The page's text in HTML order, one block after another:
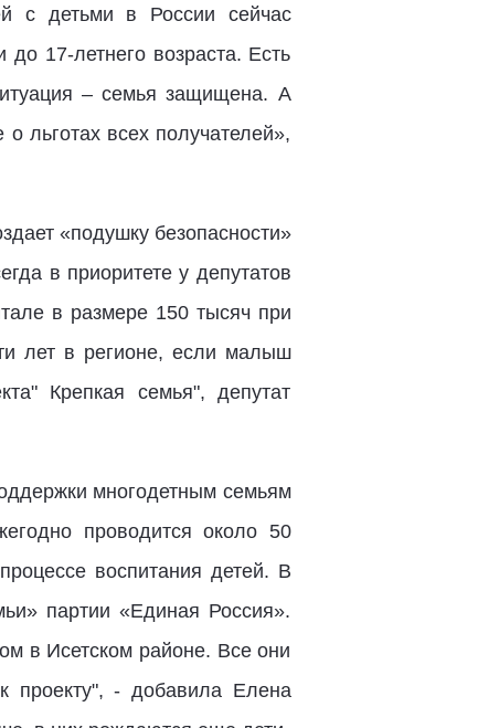
с детьми в России сейчас
17-летнего возраста. Есть
– семья защищена. А
льготах всех получателей»,
«подушку безопасности»
в приоритете у депутатов
в размере 150 тысяч при
лет в регионе, если малыш
Крепкая семья", депутат
многодетным семьям
проводится около 50
воспитания детей. В
партии «Единая Россия».
в Исетском районе. Все они
проекту", - добавила Елена